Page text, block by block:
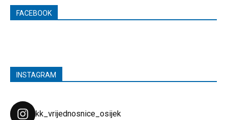
FACEBOOK
INSTAGRAM
kk_vrijednosnice_osijek